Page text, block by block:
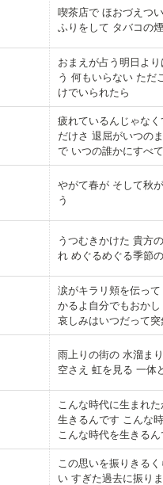
喫茶店で ほおづえつ
ふりをして タバコの煙
おまえが占う明日よ
う 何もいらない ただ
けでいられたら
疲れているんじゃな
だけさ 退屈がいつの
で いつの誰かにすべ
やがて春が そして秋
う
うつむきかけた 貴方
れ めぐるめぐる季節
涙がキラリ頬を伝っ
かるよ自分でもおか
哀しみはいつだって突
雨上りの街の 水溜ま
空さえ 虹を見る 一体
こんな時代に生まれ
生きるんです こんな
こんな時代を生きるん
この思いを振りきる
い すぎた過去に振り